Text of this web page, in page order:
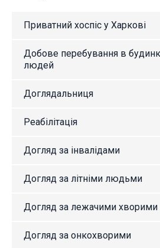
Приватний хоспіс у Харкові
Добове перебування в
людей
Доглядальниця
Реабілітація
Догляд за інвалідами
Догляд за літніми людьми
Догляд за лежачими хворими
Догляд за онкохворими